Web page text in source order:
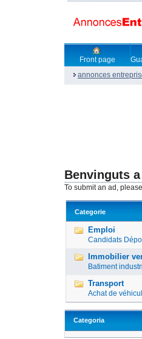
Front page
annonces
Benvinguts
To submit an ad, please
Categorie
Emploi
Candidats
Immobilier
Batiment
Transport
Achat de
Categoria